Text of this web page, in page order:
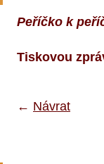
Peříčko k
Tiskovou
← Návrat